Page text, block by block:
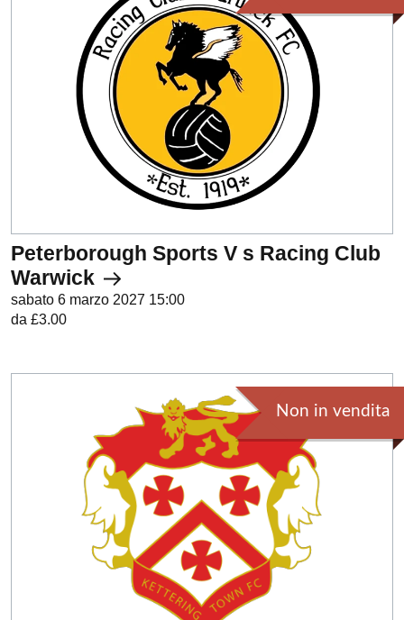
Peterborough Sports V s Racing Club
Warwick
sabato 6 marzo 2027 15:00
da £3.00
Non in vendita